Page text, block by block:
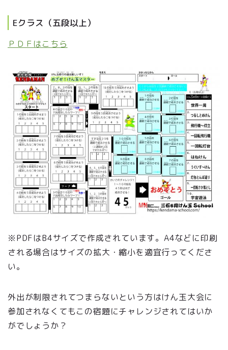
Eクラス（五段以上）
ＰＤＦはこちら
※PDFはB4サイズで作成されています。A4などに印刷
される場合はサイズの拡大・縮小を適宜行ってくださ
い。
外出が制限されてつまらないという方はけん玉大会に
参加されなくてもこの宿題にチャレンジされてはいか
がでしょうか？